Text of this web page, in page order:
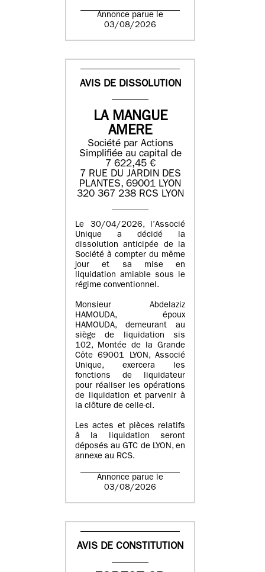
Annonce parue le
03/08/2026
AVIS DE DISSOLUTION
LA MANGUE
AMERE
Société par Actions
Simplifiée au capital de
7 622,45 €
7 RUE DU JARDIN DES
PLANTES, 69001 LYON
320 367 238 RCS LYON
Le 30/04/2026, l’Associé
Unique a décidé la
dissolution anticipée de la
Société à compter du même
jour et sa mise en
liquidation amiable sous le
régime conventionnel.
Monsieur Abdelaziz
HAMOUDA, époux
HAMOUDA, demeurant au
siège de liquidation sis
102, Montée de la Grande
Côte 69001 LYON, Associé
Unique, exercera les
fonctions de liquidateur
pour réaliser les opérations
de liquidation et parvenir à
la clôture de celle-ci.
Les actes et pièces relatifs
à la liquidation seront
déposés au GTC de LYON, en
annexe au RCS.
Annonce parue le
03/08/2026
AVIS DE CONSTITUTION